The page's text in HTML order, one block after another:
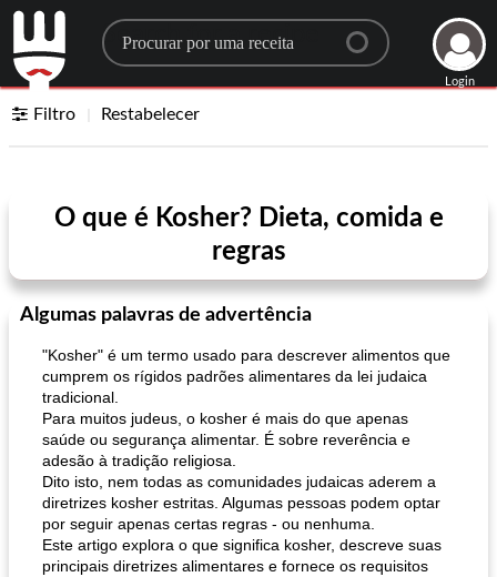
Search for a recipe
Login
Filtro Restabelecer
O que é Kosher? Dieta, comida e
regras
Algumas palavras de advertência
"Kosher" é um termo usado para descrever alimentos que
cumprem os rígidos padrões alimentares da lei judaica
tradicional.
Para muitos judeus, o kosher é mais do que apenas
saúde ou segurança alimentar. É sobre reverência e
adesão à tradição religiosa.
Dito isto, nem todas as comunidades judaicas aderem a
diretrizes kosher estritas. Algumas pessoas podem optar
por seguir apenas certas regras - ou nenhuma.
Este artigo explora o que significa kosher, descreve suas
principais diretrizes alimentares e fornece os requisitos